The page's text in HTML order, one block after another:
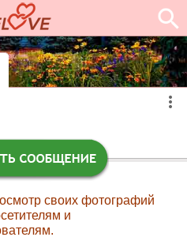
своих фотографий
и